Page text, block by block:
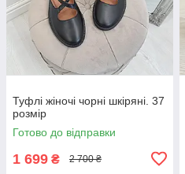
Туфлі жіночі чорні шкіряні. 37
розмір
Готово до відправки
1 699 ₴ 2 700 ₴